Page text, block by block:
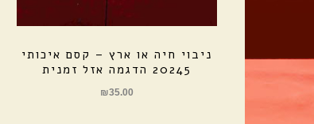
ניבוי חיה או ארץ – קסם איכותי
20245 הדגמה אזל זמנית
₪35.00